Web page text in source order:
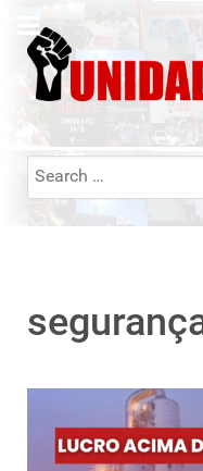
Search